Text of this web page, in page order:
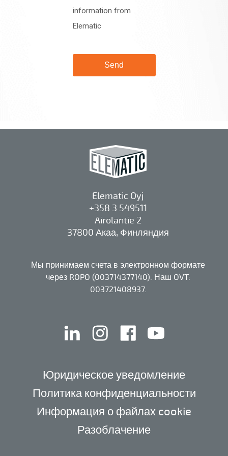
Elematic Oyj
+358 3 549511
Airolantie 2
37800 Акаа, Финляндия
Мы принимаем счета в электронном формате
через ROPO (003714377140). Наш OVT:
003721408937.
linkedin instagramfacebook
Юридическое уведомление
Политика конфиденциальности
Информация о файлах cookie
Разоблачение